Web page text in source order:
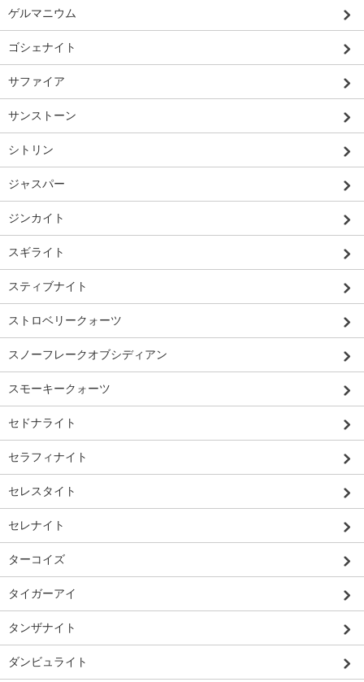
ゲルマニウム
ゴシェナイト
サファイア
サンストーン
シトリン
ジャスパー
ジンカイト
スギライト
スティブナイト
ストロベリークォーツ
スノーフレークオブシディアン
スモーキークォーツ
セドナライト
セラフィナイト
セレスタイト
セレナイト
ターコイズ
タイガーアイ
タンザナイト
ダンビュライト